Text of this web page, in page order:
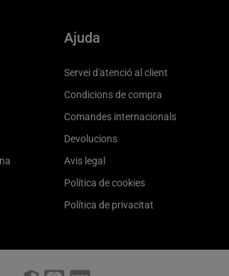
Ajuda
Servei d'atenció al client
Condicions de compra
Comandes internacionals
Devolucions
Avis legal
Política de cookies
Política de privacitat